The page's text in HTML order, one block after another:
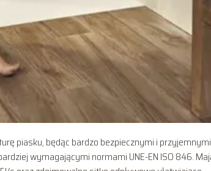
piasku, będąc bardzo bezpiecznymi i
wymagającymi normami UNE-EN ISO 846.